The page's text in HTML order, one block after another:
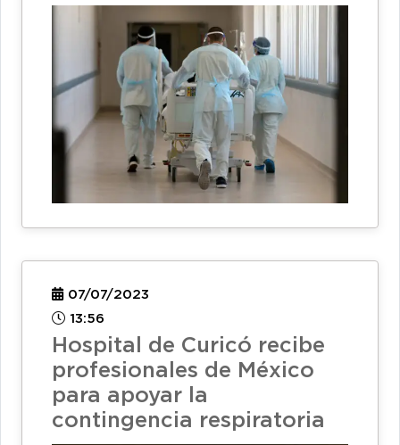
07/07/2023
13:56
Hospital de Curicó recibe
profesionales de México
para apoyar la
contingencia respiratoria